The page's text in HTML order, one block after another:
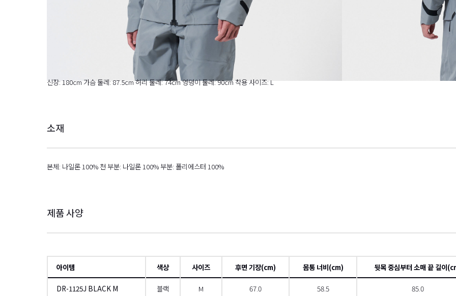
신장: 180cm 가슴 둘레: 87.5cm 허리 둘레: 74cm 엉덩이 둘레: 90cm 착용 사이즈: L
소재
본체: 나일론 100% 천 부분: 나일론 100% 부분: 폴리에스터 100%
제품 사양
아이템 색상 사이즈 후면 기장(cm) 몸통 너비(cm) 뒷목 중심부터 소매 끝 길이
DR-1125J BLACK M 블랙 M 67.0 58.5 85.0